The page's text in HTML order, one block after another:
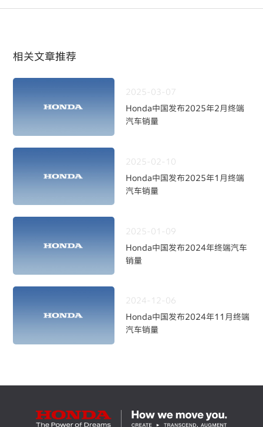
相关文章推荐
2025-03-07
Honda中国发布2025年2月终端
汽车销量
2025-02-10
Honda中国发布2025年1月终端
汽车销量
2025-01-09
Honda中国发布2024年终端汽车
销量
2024-12-06
Honda中国发布2024年11月终端
汽车销量